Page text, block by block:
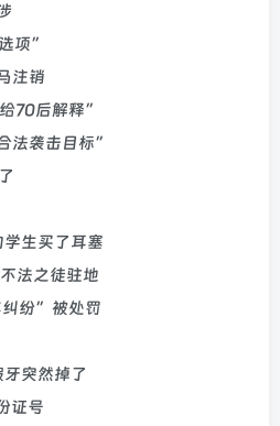
项”
注销
70后解释”
法袭击目标”
生买了耳塞
法之徒驻地
纠纷”被处罚
突然掉了
证号